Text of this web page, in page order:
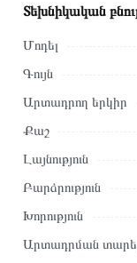
Տեխնիկական
Մոդել
Գույն
Արտադրող երկիր
Քաշ
Լայնություն
Բարձրություն
Խորություն
Արտադրման